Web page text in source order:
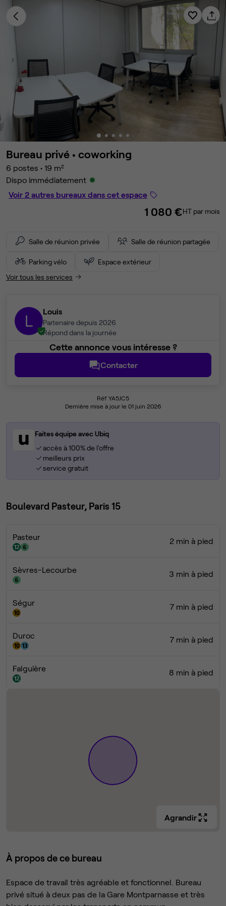
Bureau privé • coworking
6 postes • 19 m²
Dispo immédiatement
Voir 2 autres bureaux dans cet espace
1 080 €HT par mois
Salle de réunion privée Salle de réunion partagée
Parking vélo
Espace extérieur
Voir tous les services
L Louis
Partenaire depuis 2026
Répond dans la journée
Cette annonce vous intéresse ?
Contacter
Réf YA5JC5
Dernière mise à jour le 01 juin 2026
Faites équipe avec Ubiq
accès à 100% de l'offre
meilleurs prix
service gratuit
Boulevard Pasteur, Paris 15
Pasteur 2 min à pied
Sèvres-Lecourbe 3 min à pied
Ségur 7 min à pied
Duroc 7 min à pied
Falguière 8 min à pied
Agrandir
À propos de ce bureau
Espace de travail très agréable et fonctionnel. Bureau
privé situé à deux pas de la Gare Montparnasse et très